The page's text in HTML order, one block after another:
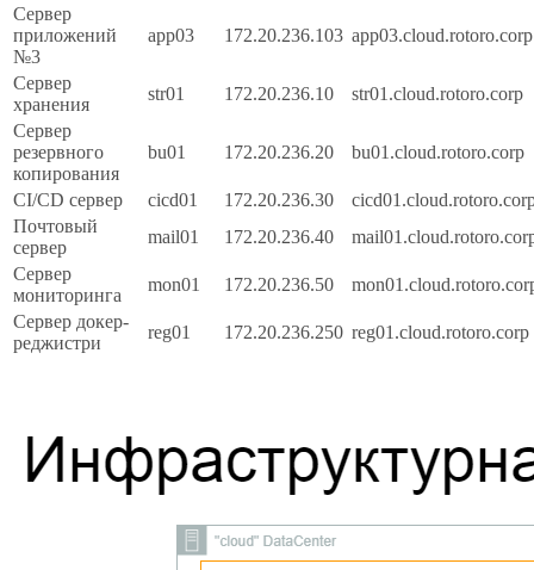
Сервер
приложений
№3
app03 172.20.236.103 app03.cloud.rotoro.corp
Сервер
хранения
str01 172.20.236.10
str01.cloud.rotoro.corp
Сервер
резервного
копирования
bu01 172.20.236.20 bu01.cloud.rotoro.corp
CI/CD сервер cicd01 172.20.236.30
Почтовый
сервер
mail01 172.20.236.40
Сервер
мониторинга
mon01 172.20.236.50
Сервер докер-
реджистри
reg01 172.20.236.250 reg01.cloud.rotoro.corp